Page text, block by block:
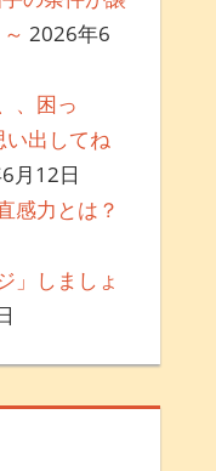
2026年6
、困っ
い出してね
月12日
感力とは？
」しましょ